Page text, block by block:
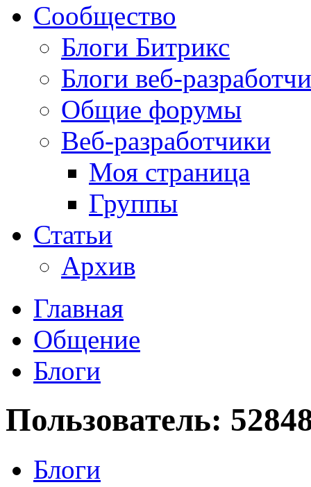
Сообщество
Блоги Битрикс
Блоги веб-
Общие форумы
Веб-разработчики
Моя страница
Группы
Статьи
Архив
Главная
Общение
Блоги
Пользователь:
Блоги